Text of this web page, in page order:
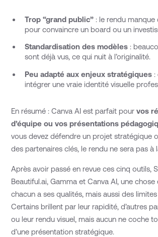
Trop “grand public”: le rendu manque
pour convaincre un board ou un
Standardisation des modèles:
sont déjà vus, ce qui nuit à l’originalité.
Peu adapté aux enjeux stratégiques:
intégrer une vraie identité visuelle
En résumé : Canva AI est parfait pourvos
d’équipe ou vos présentations
vous devez défendre un projet stratégique
des partenaires clés, le rendu ne sera pas à
Après avoir passé en revue ces cinq outils,
Beautiful.ai, Gamma et Canva AI, une chose
chacun a ses qualités, mais aussi des
Certains brillent par leur rapidité, d’autres
ou leur rendu visuel, mais aucun ne coche
d’une présentation stratégique.